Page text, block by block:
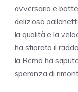
avversario e
delizioso
la qualità e la
ha sfiorato il
la Roma ha
speranza di